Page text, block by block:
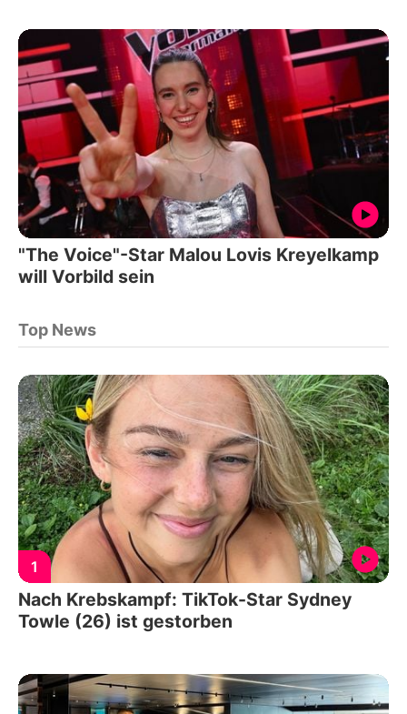
"The Voice"-Star Malou Lovis Kreyelkamp
will Vorbild sein
Top News
1
Nach Krebskampf: TikTok-Star Sydney
Towle (26) ist gestorben